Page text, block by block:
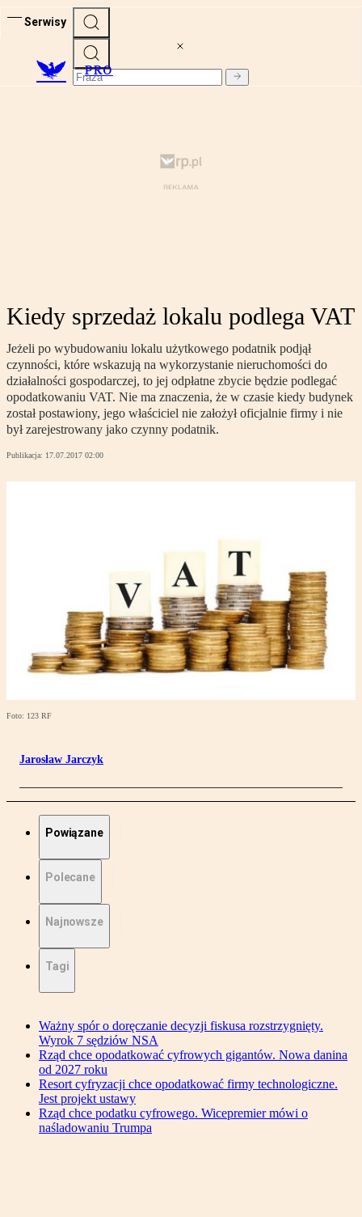
Serwisy
PRO
Kiedy sprzedaż lokalu podlega VAT
Jeżeli po wybudowaniu lokalu użytkowego podatnik podjął
czynności, które wskazują na wykorzystanie nieruchomości do
działalności gospodarczej, to jej odpłatne zbycie będzie podlegać
opodatkowaniu VAT. Nie ma znaczenia, że w czasie kiedy budynek
został postawiony, jego właściciel nie założył oficjalnie firmy i nie
był zarejestrowany jako czynny podatnik.
Publikacja: 17.07.2017 02:00
Foto: 123 RF
Jarosław Jarczyk
Powiązane
Polecane
Najnowsze
Tagi
Ważny spór o doręczanie decyzji fiskusa rozstrzygnięty.
Wyrok 7 sędziów NSA
Rząd chce opodatkować cyfrowych gigantów. Nowa danina
od 2027 roku
Resort cyfryzacji chce opodatkować firmy technologiczne.
Jest projekt ustawy
Rząd chce podatku cyfrowego. Wicepremier mówi o
naśladowaniu Trumpa